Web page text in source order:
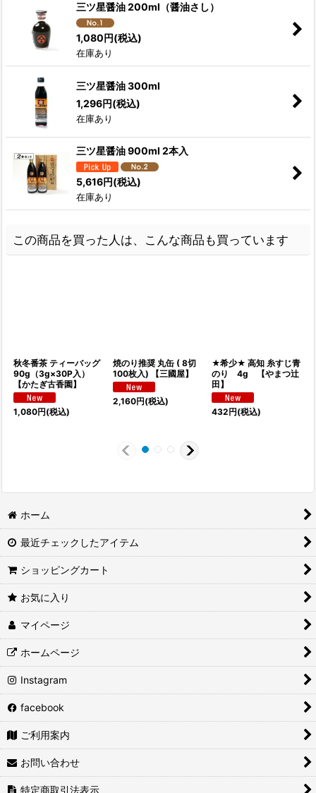
三ツ星醤油 200ml（醤油さし）
1,080円(税込)
在庫あり
三ツ星醤油 300ml
1,296円(税込)
在庫あり
三ツ星醤油 900ml 2本入
5,616円(税込)
在庫あり
この商品を買った人は、こんな商品も買っています
秋冬番茶 ティーバッグ
90g（3g×30P入）
【かたぎ古香園】
1,080円(税込)
焼のり推奨 丸缶 ( 8切
100枚入) 【三國屋】
2,160円(税込)
★希少★ 高知 糸すじ青
のり 4g 【やまつ辻
田】
432円(税込)
ホーム
最近チェックしたアイテム
ショッピングカート
お気に入り
マイページ
ホームページ
Instagram
facebook
ご利用案内
お問い合わせ
特定商取引法表示